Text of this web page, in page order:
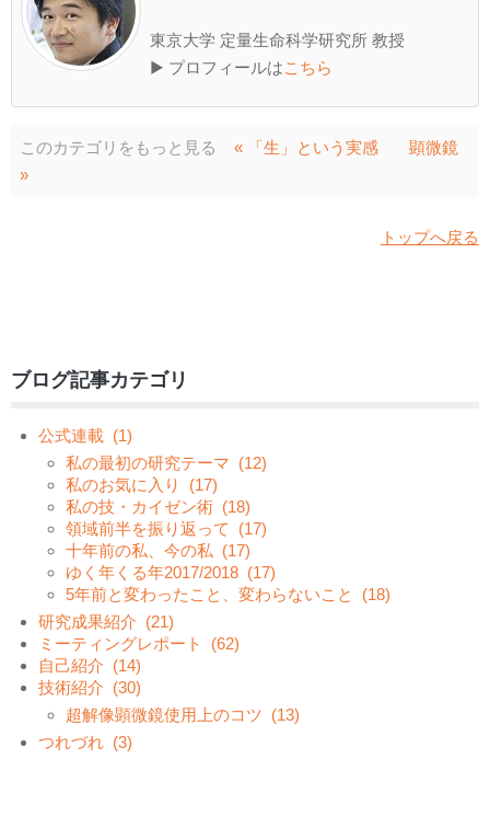
東京大学 定量生命科学研究所 教授
▶ プロフィールはこちら
このカテゴリをもっと見る « 「生」という実感
顕微鏡
»
トップへ戻る
ブログ記事カテゴリ
公式連載 (1)
私の最初の研究テーマ (12)
私のお気に入り
(17)
私の技・カイゼン術 (18)
領域前半を振り返って
(17)
十年前の私、今の私 (17)
ゆく年くる年2017/2018 (17)
5年前と変わったこと、変わらないこと
(18)
研究成果紹介 (21)
ミーティングレポート
(62)
自己紹介 (14)
技術紹介 (30)
超解像顕微鏡使用上のコツ (13)
つれづれ (3)